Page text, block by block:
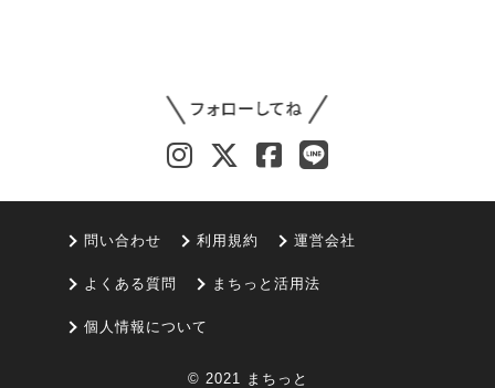
問い合わせ 利用規約 運営会社
よくある質問 まちっと活用法
個人情報について
© 2021 まちっと